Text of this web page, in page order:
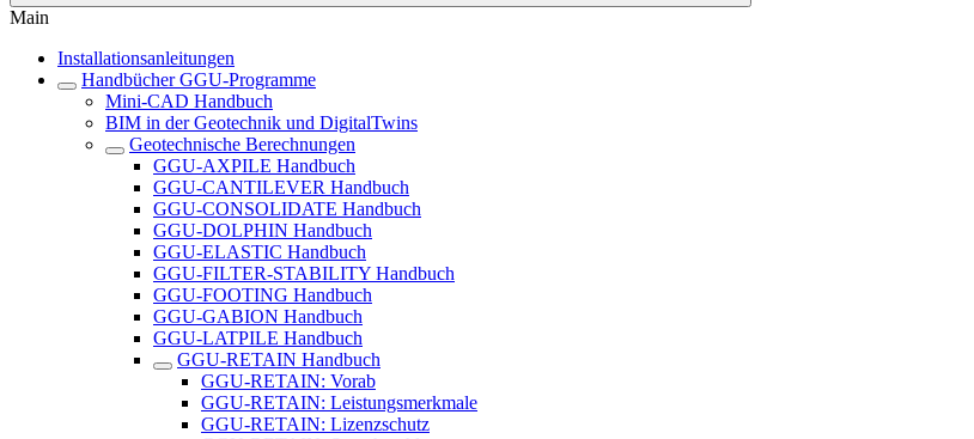
Main
Installationsanleitungen
Handbücher GGU-Programme
Mini-CAD Handbuch
BIM in der Geotechnik und DigitalTwins
Geotechnische Berechnungen
GGU-AXPILE Handbuch
GGU-CANTILEVER Handbuch
GGU-CONSOLIDATE Handbuch
GGU-DOLPHIN Handbuch
GGU-ELASTIC Handbuch
GGU-FILTER-STABILITY Handbuch
GGU-FOOTING Handbuch
GGU-GABION Handbuch
GGU-LATPILE Handbuch
GGU-RETAIN Handbuch
GGU-RETAIN: Vorab
GGU-RETAIN: Leistungsmerkmale
GGU-RETAIN: Lizenzschutz